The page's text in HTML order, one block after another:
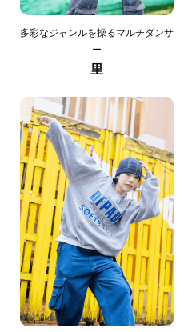
多彩なジャンルを操るマルチダンサ
ー
里